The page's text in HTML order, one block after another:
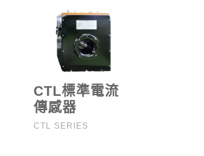
CTL標準電流
傳感器
CTL SERIES